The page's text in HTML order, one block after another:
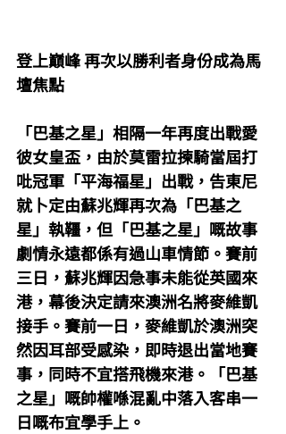
登上巔峰 再次以勝利者身份成為馬
壇焦點
「巴基之星」相隔一年再度出戰愛
彼女皇盃，由於莫雷拉揀騎當屆打
吡冠軍「平海福星」出戰，告東尼
就卜定由蘇兆輝再次為「巴基之
星」執韁，但「巴基之星」嘅故事
劇情永遠都係有過山車情節。賽前
三日，蘇兆輝因急事未能從英國來
港，幕後決定請來澳洲名將麥維凱
接手。賽前一日，麥維凱於澳洲突
然因耳部受感染，即時退出當地賽
事，同時不宜搭飛機來港。「巴基
之星」嘅帥權喺混亂中落入客串一
日嘅布宜學手上。